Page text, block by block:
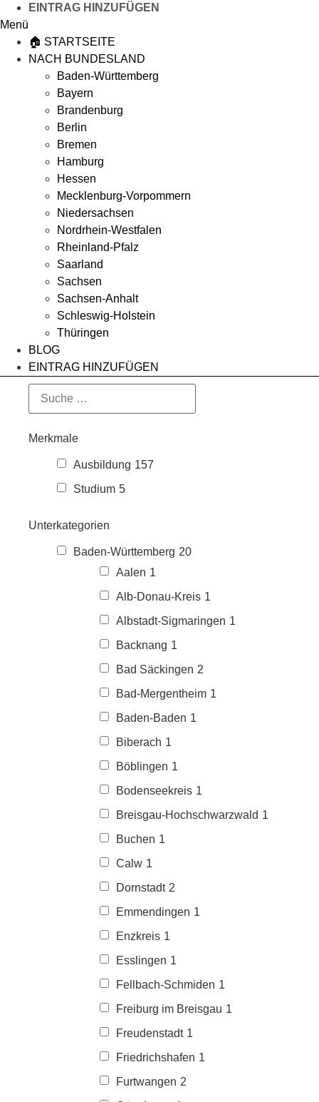
EINTRAG HINZUFÜGEN
Menü
🏠 STARTSEITE
NACH BUNDESLAND
Baden-Württemberg
Bayern
Brandenburg
Berlin
Bremen
Hamburg
Hessen
Mecklenburg-Vorpommern
Niedersachsen
Nordrhein-Westfalen
Rheinland-Pfalz
Saarland
Sachsen
Sachsen-Anhalt
Schleswig-Holstein
Thüringen
BLOG
EINTRAG HINZUFÜGEN
Merkmale
Ausbildung 157
Studium 5
Unterkategorien
Baden-Württemberg 20
Aalen 1
Alb-Donau-Kreis 1
Albstadt-Sigmaringen 1
Backnang 1
Bad Säckingen 2
Bad-Mergentheim 1
Baden-Baden 1
Biberach 1
Böblingen 1
Bodenseekreis 1
Breisgau-Hochschwarzwald 1
Buchen 1
Calw 1
Dornstadt 2
Emmendingen 1
Enzkreis 1
Esslingen 1
Fellbach-Schmiden 1
Freiburg im Breisgau 1
Freudenstadt 1
Friedrichshafen 1
Furtwangen 2